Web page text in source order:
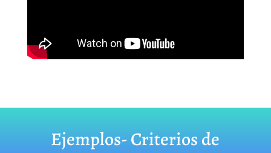
Ejemplos- Criterios de